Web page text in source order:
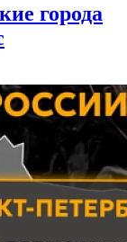
города